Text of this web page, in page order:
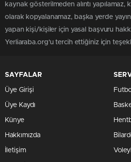
kaynak gösterilmeden alıntı yapılamaz,
olarak kopyalanamaz, başka yerde
yapan kişi/kişiler için yasal başvuru
Yerliaraba.org'u tercih ettiğiniz için
SAYFALAR
Üye Girişi
Üye Kaydı
Künye
Hakkımızda
İletişim